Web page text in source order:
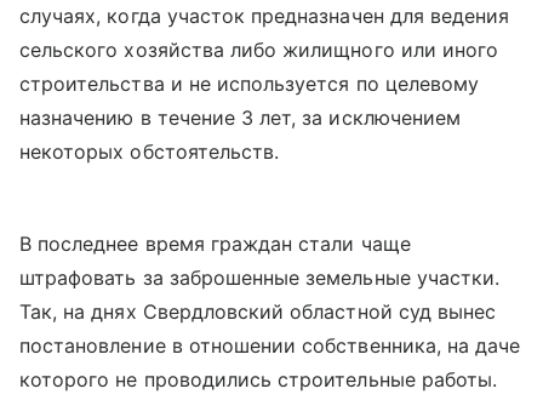
случаях, когда участок предназначен для ведения
сельского хозяйства либо жилищного или иного
строительства и не используется по целевому
назначению в течение 3 лет, за исключением
некоторых обстоятельств.
В последнее время граждан стали чаще
штрафовать за заброшенные земельные участки.
Так, на днях Свердловский областной суд вынес
постановление в отношении собственника, на даче
которого не проводились строительные работы.